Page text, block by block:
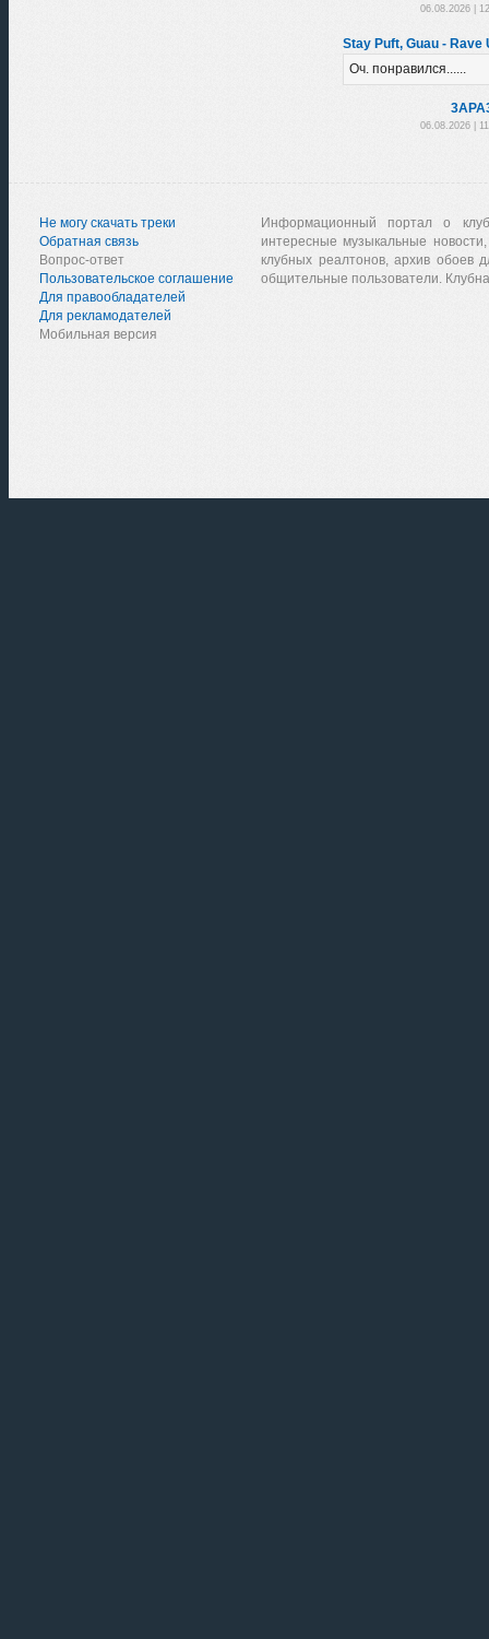
06.08.2026 |
Stay Puft, Guau - Rave
Оч. понравился......
06.08.2026 |
Не могу скачать треки
Обратная связь
Вопрос-ответ
Пользовательское соглашение
Для правообладателей
Для рекламодателей
Мобильная версия
Информационный портал о
интересные музыкальные
клубных реалтонов, архив обоев
общительные пользователи.